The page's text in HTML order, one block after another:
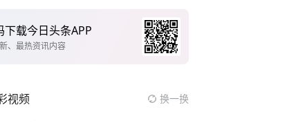
下载今日头条APP
、最热资讯内容
视频 换一换